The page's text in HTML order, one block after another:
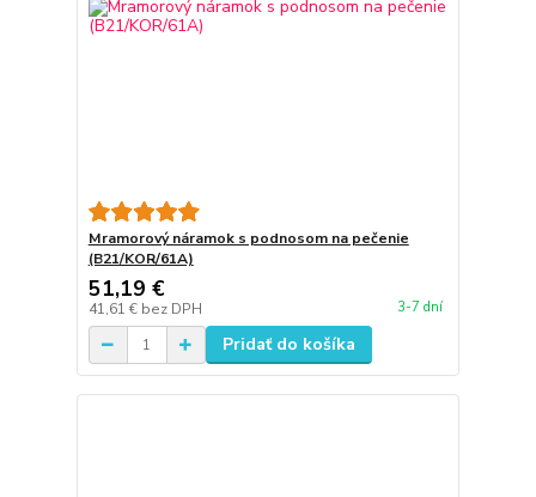
Mramorový náramok s podnosom na pečenie
(B21/KOR/61A)
51,19 €
41,61 € bez DPH 3-7 dní
Pridať do košíka